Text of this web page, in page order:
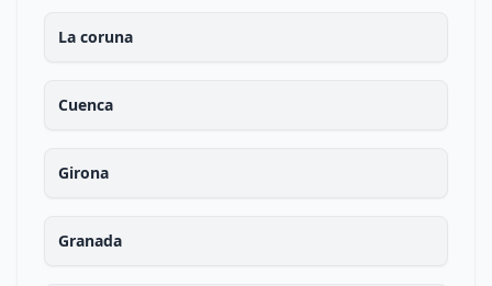
La coruna
Cuenca
Girona
Granada